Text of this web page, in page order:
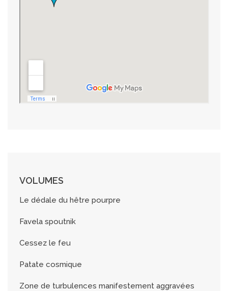
VOLUMES
Le dédale du hêtre pourpre
Favela spoutnik
Cessez le feu
Patate cosmique
Zone de turbulences manifestement aggravées